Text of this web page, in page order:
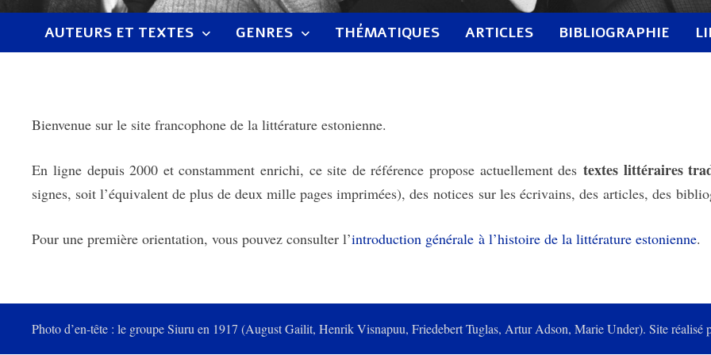
AUTEURS ET TEXTES GENRES THÉMATIQUES ARTICLES BIBLIOGRAPHIE
Bienvenue sur le site francophone de la littérature estonienne.
En ligne depuis 2000 et constamment enrichi, ce site de référence propose actuellement des textes littéraires
signes, soit l’équivalent de plus de deux mille pages imprimées), des notices sur les écrivains, des articles, des
Pour une première orientation, vous pouvez consulter l’introduction générale à l’histoire de la littérature estonienne.
Photo d’en-tête : le groupe Siuru en 1917 (August Gailit, Henrik Visnapuu, Friedebert Tuglas, Artur Adson, Marie Under). Site